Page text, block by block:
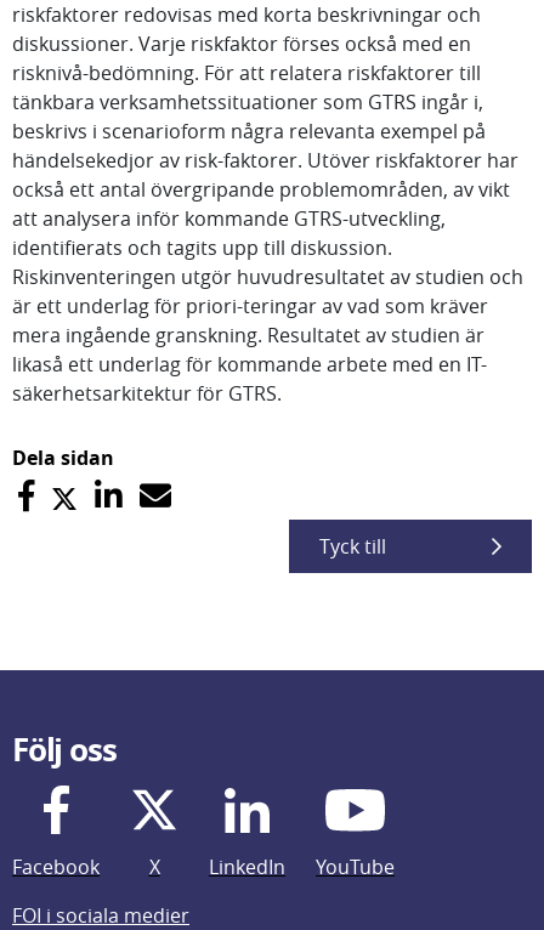
riskfaktorer redovisas med korta beskrivningar och
diskussioner. Varje riskfaktor förses också med en
risknivå-bedömning. För att relatera riskfaktorer till
tänkbara verksamhetssituationer som GTRS ingår i,
beskrivs i scenarioform några relevanta exempel på
händelsekedjor av risk-faktorer. Utöver riskfaktorer har
också ett antal övergripande problemområden, av vikt
att analysera inför kommande GTRS-utveckling,
identifierats och tagits upp till diskussion.
Riskinventeringen utgör huvudresultatet av studien och
är ett underlag för priori-teringar av vad som kräver
mera ingående granskning. Resultatet av studien är
likaså ett underlag för kommande arbete med en IT-
säkerhetsarkitektur för GTRS.
Dela sidan
Tyck till
Följ oss
Facebook X LinkedIn
YouTube
FOI i sociala medier